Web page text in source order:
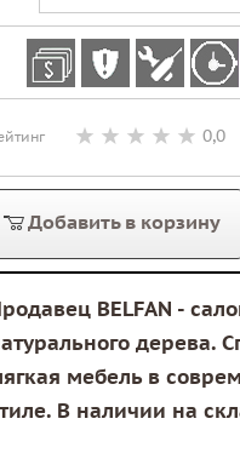
0,0
Добавить в корзину
BELFAN -
дерева.
мебель в
В наличии на